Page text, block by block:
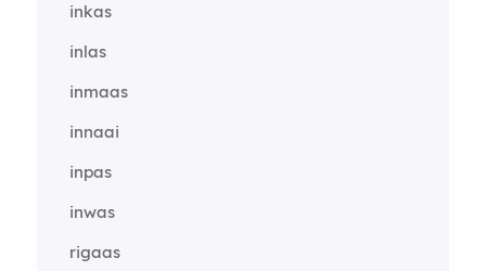
inkas
inlas
inmaas
innaai
inpas
inwas
rigaas